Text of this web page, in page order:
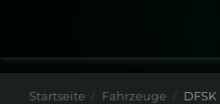
Startseite Fahrzeuge DFSK